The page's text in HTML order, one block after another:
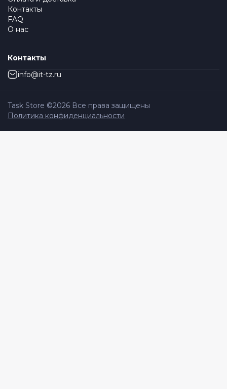
Контакты
FAQ
О нас
Контакты
info@it-tz.ru
Task Store ©2026 Все права защищены
Политика конфиденциальности